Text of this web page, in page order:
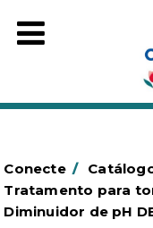
Conecte /
Tratamento para
Diminuidor de pH